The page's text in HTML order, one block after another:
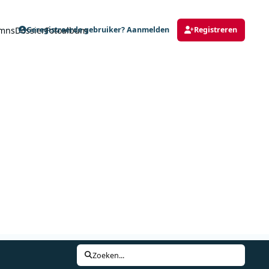
DossierFotoalbum
Geregistreerde gebruiker? Aanmelden Registreren
Zoeken...